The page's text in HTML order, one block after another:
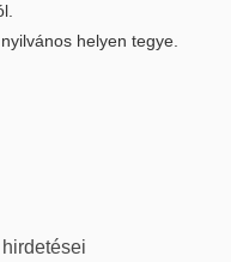
helyen tegye.